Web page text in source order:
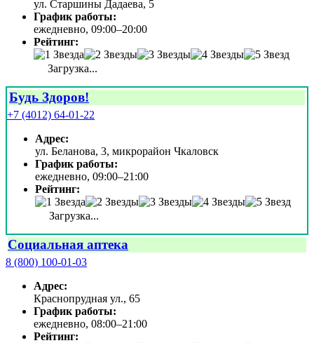
ул. Старшины Дадаева, 5
График работы:
ежедневно, 09:00–20:00
Рейтинг:
Загрузка...
Будь Здоров!
+7 (4012) 64-01-22
Адрес:
ул. Беланова, 3, микрорайон Чкаловск
График работы:
ежедневно, 09:00–21:00
Рейтинг:
Загрузка...
Социальная аптека
8 (800) 100-01-03
Адрес:
Краснопрудная ул., 65
График работы:
ежедневно, 08:00–21:00
Рейтинг: